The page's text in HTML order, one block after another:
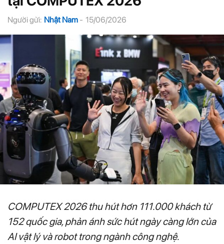
Người gửi: Nhật Nam - 15/06/2026
COMPUTEX 2026 thu hút hơn 111.000 khách từ
152 quốc gia, phản ánh sức hút ngày càng lớn của
AI vật lý và robot trong ngành công nghệ.